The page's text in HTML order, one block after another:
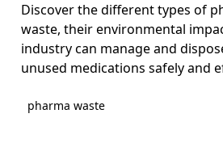
Discover the different types of
waste, their environmental
industry can manage and
unused medications safely and
pharma waste